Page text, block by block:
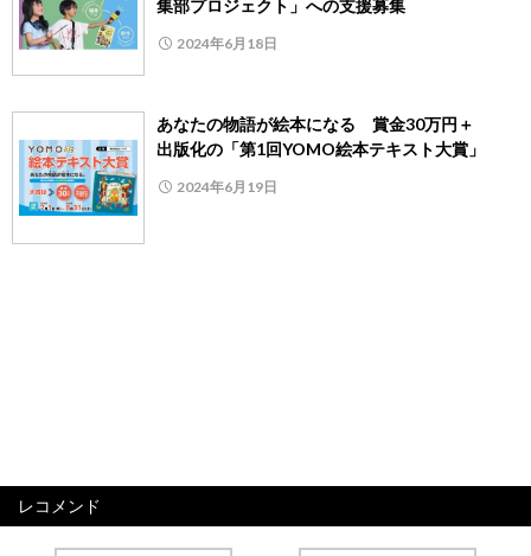
集部プロジェクト」への支援募集
2024年6月18日
あなたの物語が絵本になる 賞金30万円＋
出版化の「第1回YOMO絵本テキスト大賞」
2024年6月19日
レコメンド